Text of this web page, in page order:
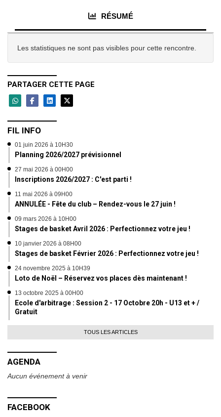
RÉSUMÉ
Les statistiques ne sont pas visibles pour cette rencontre.
PARTAGER CETTE PAGE
FIL INFO
01 juin 2026 à 10H30
Planning 2026/2027 prévisionnel
27 mai 2026 à 00H00
Inscriptions 2026/2027 : C'est parti !
11 mai 2026 à 09H00
ANNULÉE - Fête du club – Rendez-vous le 27 juin !
09 mars 2026 à 10H00
Stages de basket Avril 2026 : Perfectionnez votre jeu !
10 janvier 2026 à 08H00
Stages de basket Février 2026 : Perfectionnez votre jeu !
24 novembre 2025 à 10H39
Loto de Noël – Réservez vos places dès maintenant !
13 octobre 2025 à 00H00
Ecole d'arbitrage : Session 2 - 17 Octobre 20h - U13 et + /
Gratuit
TOUS LES ARTICLES
AGENDA
Aucun événement à venir
FACEBOOK